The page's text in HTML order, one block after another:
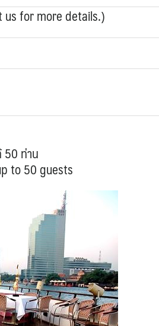
us for more details.)
50 ท่าน
to 50 guests